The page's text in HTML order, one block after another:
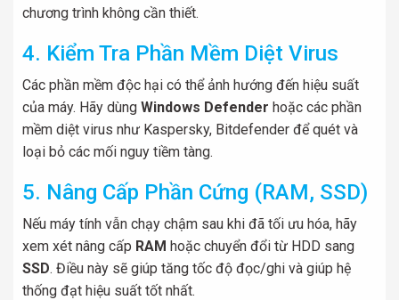
chương trình không cần thiết.
4. Kiểm Tra Phần Mềm Diệt Virus
Các phần mềm độc hại có thể ảnh hướng đến hiệu suất
của máy. Hãy dùng Windows Defender hoặc các phần
mềm diệt virus như Kaspersky, Bitdefender để quét và
loại bỏ các mối nguy tiềm tàng.
5. Nâng Cấp Phần Cứng (RAM, SSD)
Nếu máy tính vẫn chạy chậm sau khi đã tối ưu hóa, hãy
xem xét nâng cấp RAM hoặc chuyển đổi từ HDD sang
SSD. Điều này sẽ giúp tăng tốc độ đọc/ghi và giúp hệ
thống đạt hiệu suất tốt nhất.